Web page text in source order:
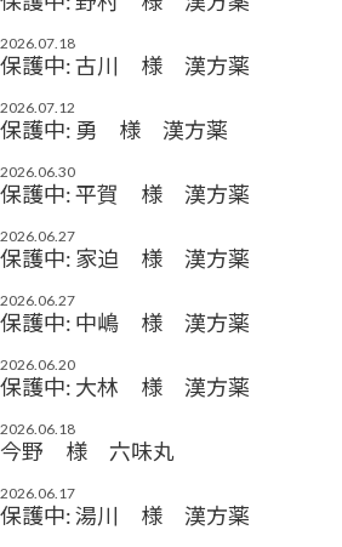
2026.07.18
保護中: 古川 様 漢方薬
2026.07.12
保護中: 勇 様 漢方薬
2026.06.30
保護中: 平賀 様 漢方薬
2026.06.27
保護中: 家迫 様 漢方薬
2026.06.27
保護中: 中嶋 様 漢方薬
2026.06.20
保護中: 大林 様 漢方薬
2026.06.18
今野 様 六味丸
2026.06.17
保護中: 湯川 様 漢方薬